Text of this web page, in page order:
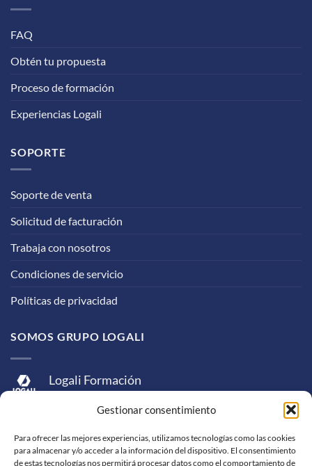
Gestionar consentimiento
Para ofrecer las mejores experiencias, utilizamos tecnologías como las cookies
para almacenar y/o acceder a la información del dispositivo. El consentimiento
de estas tecnologías nos permitirá procesar datos como el comportamiento de
FAQ
Obtén tu propuesta
Proceso de formación
Experiencias Logali
SOPORTE
Soporte de venta
Solicitud de facturación
Trabaja con nosotros
Condiciones de servicio
Políticas de privacidad
SOMOS GRUPO LOGALI
Logali Formación
Logali Consultoría
Logali Ingeniería